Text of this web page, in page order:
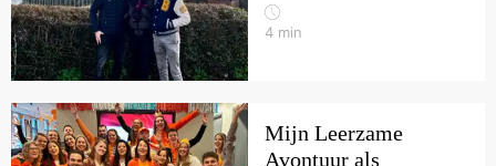
4 min
Mijn Leerzame
Avontuur als